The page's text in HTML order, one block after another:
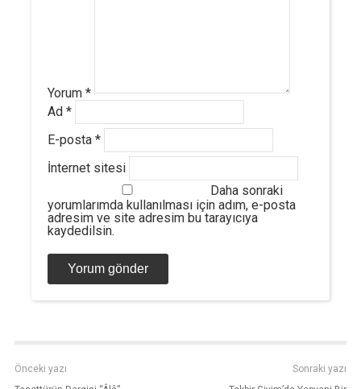
Yorum *
Ad *
E-posta *
İnternet sitesi
Daha sonraki
yorumlarımda kullanılması için adım, e-posta
adresim ve site adresim bu tarayıcıya
kaydedilsin.
Önceki yazı
Sonraki yazı